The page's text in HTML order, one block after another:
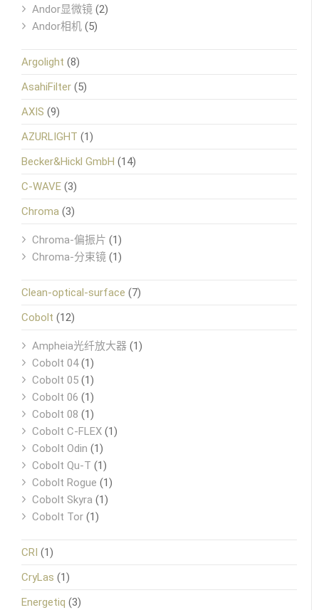
Andor显微镜 (2)
Andor相机 (5)
Argolight (8)
AsahiFilter (5)
AXIS (9)
AZURLIGHT (1)
Becker&Hickl GmbH (14)
C-WAVE (3)
Chroma (3)
Chroma-偏振片 (1)
Chroma-分束镜 (1)
Clean-optical-surface (7)
Cobolt (12)
Ampheia光纤放大器 (1)
Cobolt 04(1)
Cobolt 05 (1)
Cobolt 06 (1)
Cobolt 08 (1)
Cobolt C-FLEX (1)
Cobolt Odin (1)
Cobolt Qu-T (1)
Cobolt Rogue (1)
Cobolt Skyra (1)
Cobolt Tor (1)
CRI (1)
CryLas (1)
Energetiq (3)